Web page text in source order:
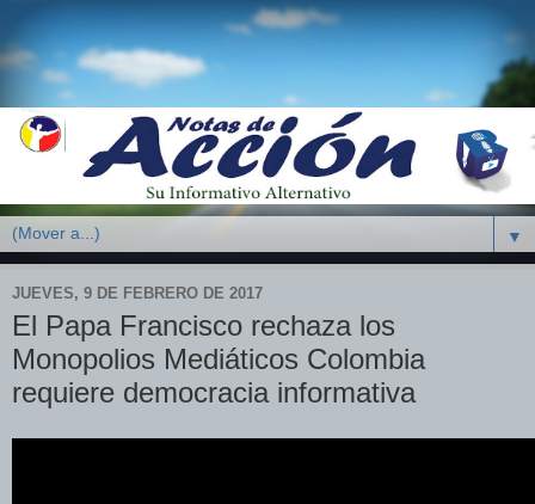
▼
JUEVES, 9 DE FEBRERO DE 2017
El Papa Francisco rechaza los
Monopolios Mediáticos Colombia
requiere democracia informativa